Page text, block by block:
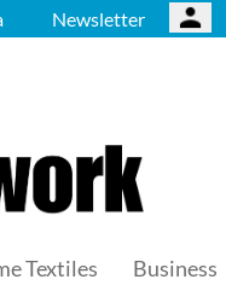
Newsletter
Textiles Business